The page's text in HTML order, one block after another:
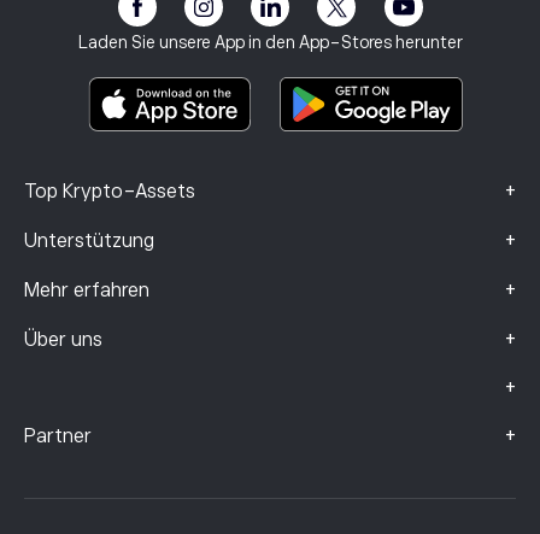
Laden Sie unsere App in den App-Stores herunter
Top Krypto-Assets +
Unterstützung +
Mehr erfahren +
Über uns +
Impressum
+
Geschäftsbedingungen
Basisinformationsblatt
Beschwerdedaten (FCA-Kunden)
Partner +
Anlageversicherung